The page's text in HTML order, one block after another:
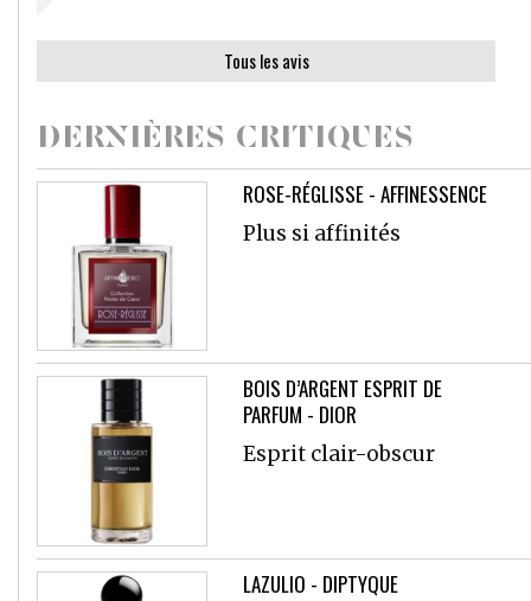
Tous les avis
DERNIÈRES CRITIQUES
ROSE-RÉGLISSE - AFFINESSENCE
Plus si affinités
BOIS D’ARGENT ESPRIT DE
PARFUM - DIOR
Esprit clair-obscur
LAZULIO - DIPTYQUE